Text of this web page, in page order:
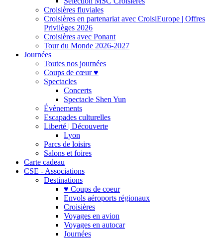
Croisières fluviales
Croisières en partenariat avec CroisiEurope | Offres
Privilèges 2026
Croisières avec Ponant
Tour du Monde 2026-2027
Journées
Toutes nos journées
Coups de cœur ♥
Spectacles
Concerts
Spectacle Shen Yun
Évènements
Escapades culturelles
Liberté | Découverte
Lyon
Parcs de loisirs
Salons et foires
Carte cadeau
CSE - Associations
Destinations
♥ Coups de coeur
Envols aéroports régionaux
Croisières
Voyages en avion
Voyages en autocar
Journées